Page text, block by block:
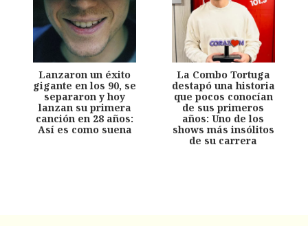
Lanzaron un éxito
gigante en los 90, se
separaron y hoy
lanzan su primera
canción en 28 años:
Así es como suena
La Combo Tortuga
destapó una historia
que pocos conocían
de sus primeros
años: Uno de los
shows más insólitos
de su carrera